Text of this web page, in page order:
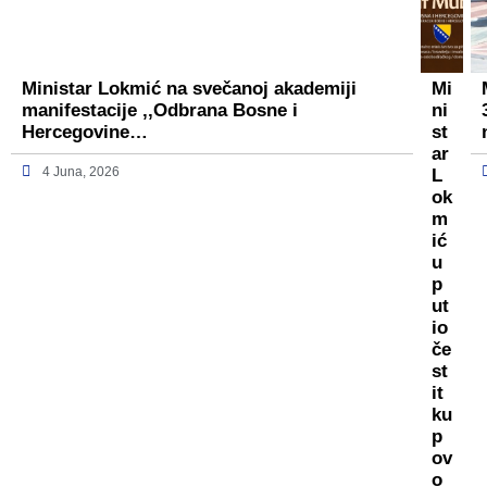
Ministar Lokmić na svečanoj akademiji
manifestacije ,,Odbrana Bosne i
Hercegovine…
4 Juna, 2026
Mi
ni
st
ar
L
ok
m
ić
u
p
ut
io
če
st
it
ku
p
ov
o